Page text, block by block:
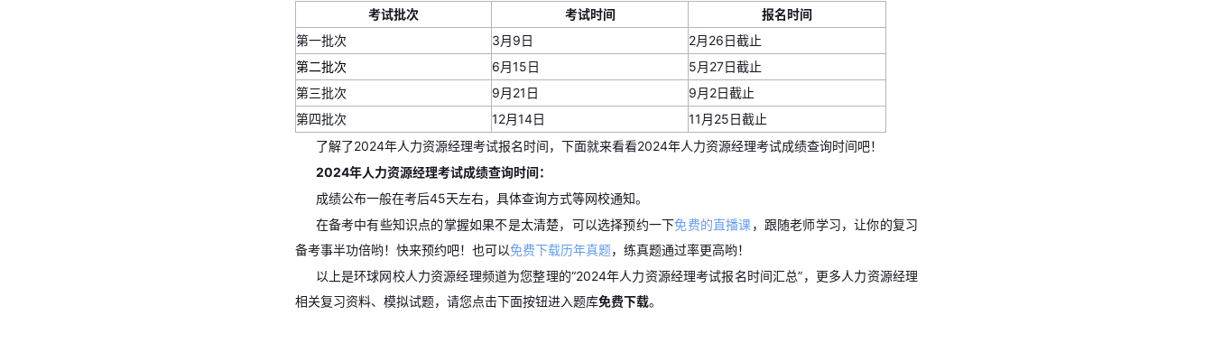
考试批次
考试时间
报名时间
第一批次
3月9日
2月26日截止
第二批次
6月15日
5月27日截止
第三批次
9月21日
9月2日截止
第四批次
12月14日
11月25日截止
了解了2024年人力资源经理考试报名时间，下面就来看看2024年人力资源经理考试成绩查询时间吧！
2024年人力资源经理考试成绩查询时间：
成绩公布一般在考后45天左右，具体查询方式等网校通知。
在备考中有些知识点的掌握如果不是太清楚，可以选择预约一下免费的直播课，跟随老师学习，让你的复习
备考事半功倍哟！快来预约吧！也可以免费下载历年真题，练真题通过率更高哟！
以上是环球网校人力资源经理频道为您整理的“2024年人力资源经理考试报名时间汇总”，更多人力资源经理
相关复习资料、模拟试题，请您点击下面按钮进入题库免费下载。